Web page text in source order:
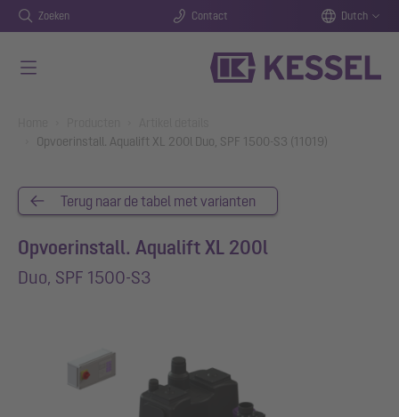
Zoeken Contact Dutch
Opvoerinstall. Aqualift XL 200l Duo, SPF 1500-S3 (11019)
Terug naar de tabel met varianten
Opvoerinstall. Aqualift XL 200l
Duo, SPF 1500-S3